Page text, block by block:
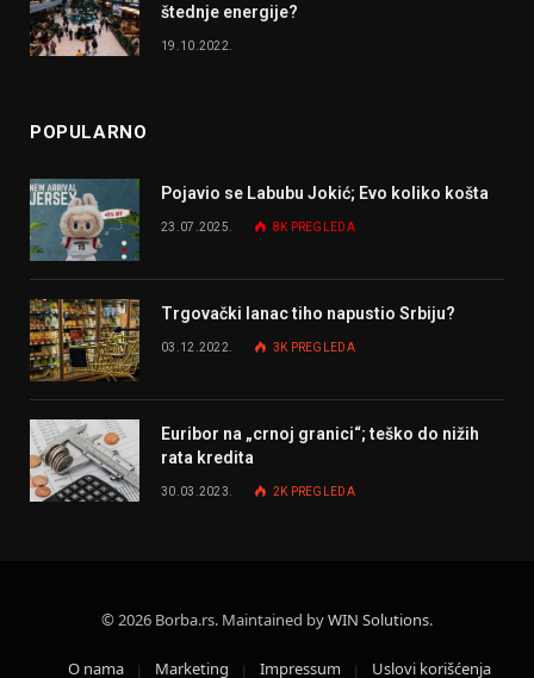
štednje energije?
19.10.2022.
POPULARNO
Pojavio se Labubu Jokić; Evo koliko košta
23.07.2025. 8K PREGLEDA
Trgovački lanac tiho napustio Srbiju?
03.12.2022. 3K PREGLEDA
Euribor na „crnoj granici“; teško do nižih
rata kredita
30.03.2023. 2K PREGLEDA
© 2026 Borba.rs. Maintained byWIN Solutions.
O nama Marketing Impressum Uslovi korišćenja